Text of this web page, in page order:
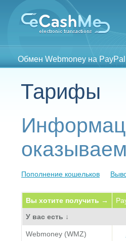
Обмен Webmoney на PayPal
Тарифы
Пополнение кошельков
Вы хотите получить →
У вас есть ↓
Webmoney (WMZ)